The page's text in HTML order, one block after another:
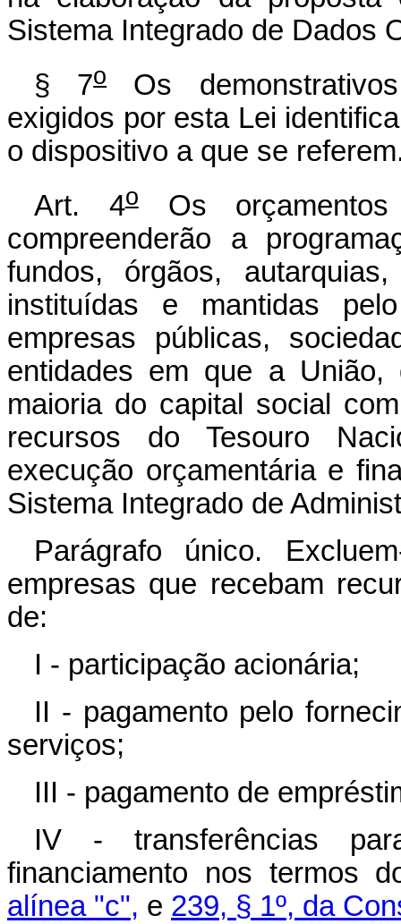
Sistema Integrado de Dados
§ 7oOs
exigidos por esta Lei
o dispositivo a que se
Art. 4oOs
compreenderão a
fundos, órgãos,
instituídas e mantidas
empresas públicas,
entidades em que a União,
maioria do capital social
recursos do Tesouro
execução orçamentária e
Sistema Integrado de
Parágrafo único.
empresas que recebam
de:
I - participação acionária;
II - pagamento pelo
serviços;
III - pagamento de
IV - transferências
financiamento nos termos
alínea "c", e 239, § 1º, da